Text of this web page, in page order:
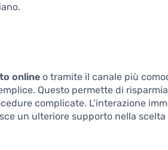
online o tramite il canale più
Questo permette di
complicate. L’interazione
un ulteriore supporto nella scelta